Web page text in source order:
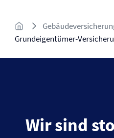
Grundeigentümer-
Wir sind